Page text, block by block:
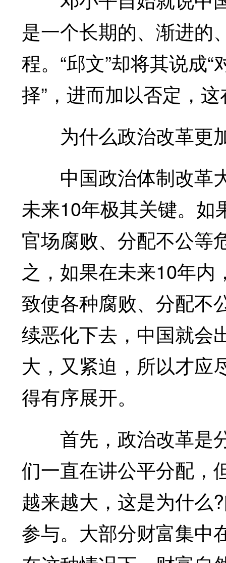
是一个长期的、渐进的
程。“邱文”却将其说成
择”，进而加以否定，
为什么政治改革更
中国政治体制改革
未来10年极其关键。如
官场腐败、分配不公等
之，如果在未来10年
致使各种腐败、分配不
续恶化下去，中国就会
大，又紧迫，所以才应
得有序展开。
首先，政治改革是
们一直在讲公平分配，
越来越大，这是为什么
参与。大部分财富集中